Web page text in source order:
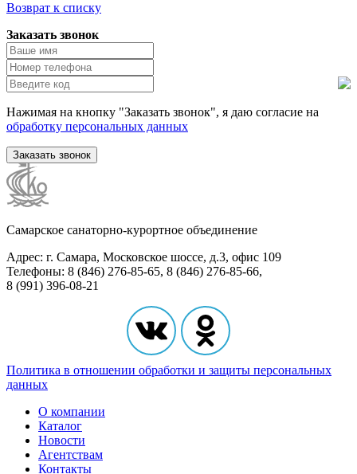
Возврат к списку
Заказать звонок
Нажимая на кнопку "Заказать звонок", я даю согласие на
обработку персональных данных
Заказать звонок
Самарское санаторно-курортное объединение
Адрес: г. Самара, Московское шоссе, д.3, офис 109
Телефоны: 8 (846) 276-85-65, 8 (846) 276-85-66,
8 (991) 396-08-21
Политика в отношении обработки и защиты персональных
данных
О компании
Каталог
Новости
Агентствам
Контакты